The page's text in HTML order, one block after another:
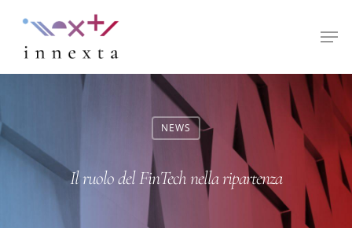
Hit enter to search or ESC to close
NEWS
Il ruolo del FinTech nella ripartenza